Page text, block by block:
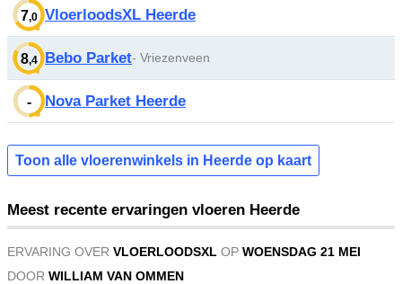
7,0 VloerloodsXL Heerde
8,4 Bebo Parket- Vriezenveen
- Nova Parket Heerde
Toon alle vloerenwinkels in Heerde op kaart
Meest recente ervaringen vloeren Heerde
ERVARING OVER VLOERLOODSXL OP WOENSDAG 21 MEI
DOOR WILLIAM VAN OMMEN